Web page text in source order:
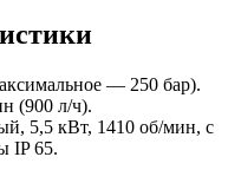
— 250 бар).
(900 л/ч).
5,5 кВт, 1410 об/мин, с
IP 65.